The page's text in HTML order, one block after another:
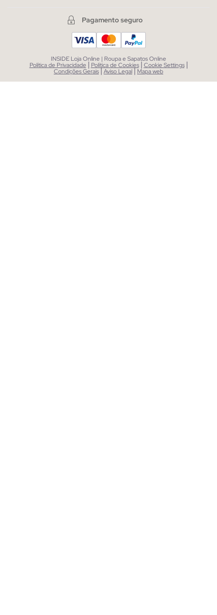
Pagamento seguro
INSIDE Loja Online | Roupa e Sapatos Online
Política de Privacidade | Política de Cookies | Cookie Settings |
Condições Gerais|Aviso Legal| Mapa web